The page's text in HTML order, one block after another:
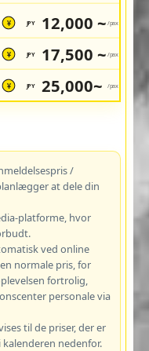
¥ JPY 12,000 ~ /pax
¥ JPY 17,500 ~ /pax
¥ JPY 25,000~ /pax
/
at dele din
platforme, hvor
ved online
normale pris, for
fortrolig,
personale via
til de priser, der er
nedenfor.